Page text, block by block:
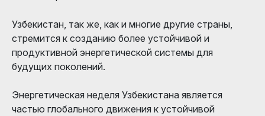
Узбекистан, так же, как и многие другие страны,
стремится к созданию более устойчивой и
продуктивной энергетической системы для
будущих поколений.
Энергетическая неделя Узбекистана является
частью глобального движения к устойчивой